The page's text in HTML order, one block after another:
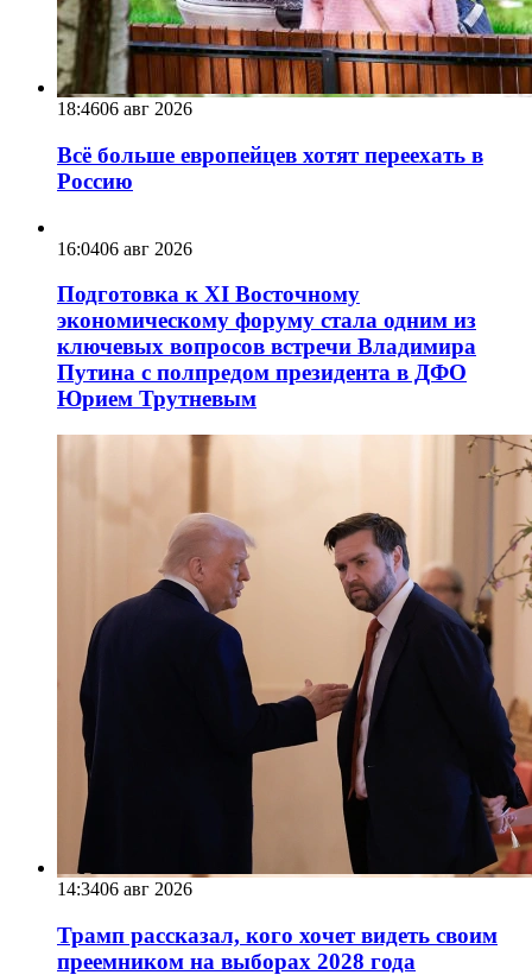
18:4606 авг 2026
Всё больше европейцев хотят переехать в
Россию
16:0406 авг 2026
Подготовка к XI Восточному
экономическому форуму стала одним из
ключевых вопросов встречи Владимира
Путина с полпредом президента в ДФО
Юрием Трутневым
14:3406 авг 2026
Трамп рассказал, кого хочет видеть своим
преемником на выборах 2028 года